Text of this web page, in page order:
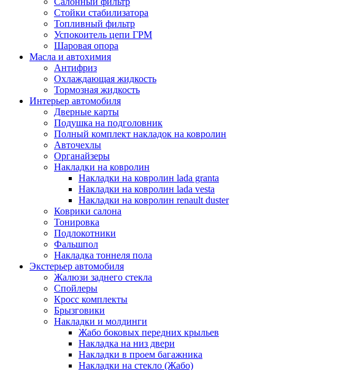
Стойки стабилизатора
Топливный фильтр
Успокоитель цепи ГРМ
Шаровая опора
Масла и автохимия
Антифриз
Охлаждающая жидкость
Тормозная жидкость
Интерьер автомобиля
Дверные карты
Подушка на подголовник
Полный комплект накладок на ковролин
Авточехлы
Органайзеры
Накладки на ковролин
Накладки на ковролин lada granta
Накладки на ковролин lada vesta
Накладки на ковролин renault duster
Коврики салона
Тонировка
Подлокотники
Фальшпол
Накладка тоннеля пола
Экстерьер автомобиля
Жалюзи заднего стекла
Спойлеры
Кросс комплекты
Брызговики
Накладки и молдинги
Жабо боковых передних крыльев
Накладка на низ двери
Накладки в проем багажника
Накладки на стекло (Жабо)